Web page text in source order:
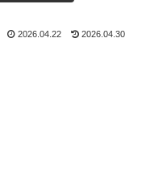
2026.04.22 2026.04.30